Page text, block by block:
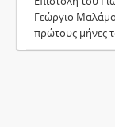
Γεώργιο
πρώτους μήνες